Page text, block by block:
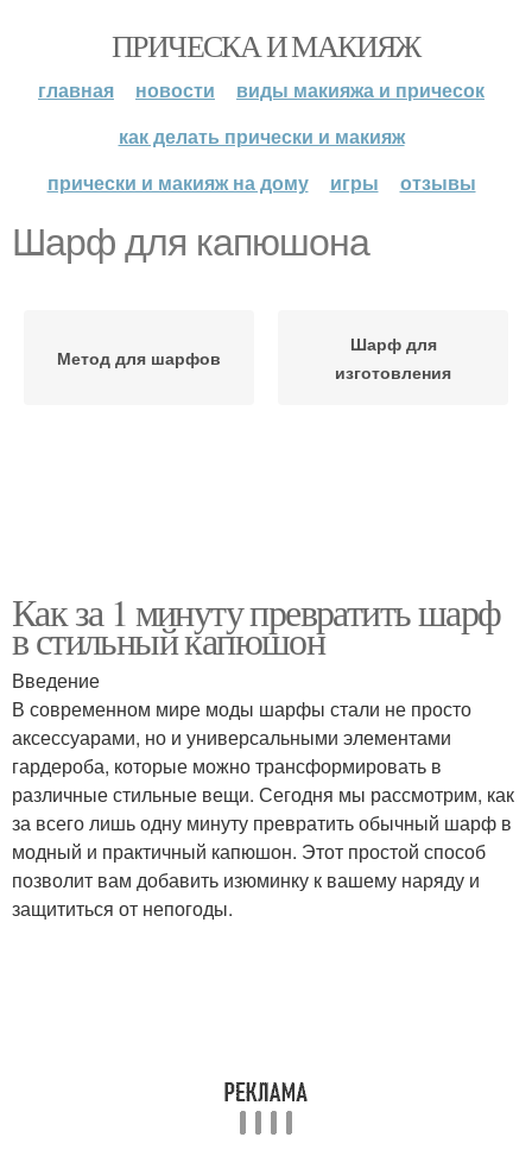
ПРИЧЕСКА И МАКИЯЖ
главная новости
виды макияжа и причесок
как делать прически и макияж
прически и макияж на дому
игры отзывы
Шарф для капюшона
Метод для шарфов
Шарф для
изготовления
Как за 1 минуту превратить шарф
в стильный капюшон
Введение
В современном мире моды шарфы стали не просто
аксессуарами, но и универсальными элементами
гардероба, которые можно трансформировать в
различные стильные вещи. Сегодня мы рассмотрим, как
за всего лишь одну минуту превратить обычный шарф в
модный и практичный капюшон. Этот простой способ
позволит вам добавить изюминку к вашему наряду и
защититься от непогоды.